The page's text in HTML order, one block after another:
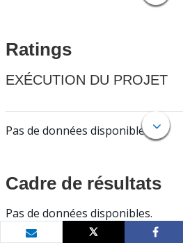
Ratings
EXÉCUTION DU PROJET
Pas de données disponibles.
Cadre de résultats
Pas de données disponibles.